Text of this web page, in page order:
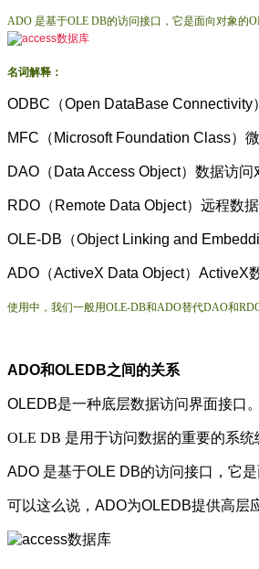
ADO 是基于OLE DB的访问接口，它是面向对象的
名词解释：
ODBC（Open DataBase Connectivity
MFC（Microsoft Foundation Class）
DAO（Data Access Object）数据访问
RDO（Remote Data Object）远程数
OLE-DB（Object Linking and
ADO（ActiveX Data Object）ActiveX
使用中，我们一般用OLE-DB和ADO替代DAO和RDO
ADO和OLEDB之间的关系
OLEDB是一种底层数据访问界面接口
OLE DB 是用于访问数据的重要的系
ADO 是基于OLE DB的访问接口，它
可以这么说，ADO为OLEDB提供高层